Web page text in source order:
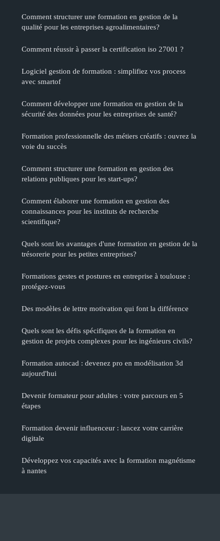
Comment structurer une formation en gestion de la
qualité pour les entreprises agroalimentaires?
Comment réussir à passer la certification iso 27001 ?
Logiciel gestion de formation : simplifiez vos process
avec smartof
Comment développer une formation en gestion de la
sécurité des données pour les entreprises de santé?
Formation professionnelle des métiers créatifs : ouvrez la
voie du succès
Comment structurer une formation en gestion des
relations publiques pour les start-ups?
Comment élaborer une formation en gestion des
connaissances pour les instituts de recherche
scientifique?
Quels sont les avantages d'une formation en gestion de la
trésorerie pour les petites entreprises?
Formations gestes et postures en entreprise à toulouse :
protégez-vous
Des modèles de lettre motivation qui font la différence
Quels sont les défis spécifiques de la formation en
gestion de projets complexes pour les ingénieurs civils?
Formation autocad : devenez pro en modélisation 3d
aujourd'hui
Devenir formateur pour adultes : votre parcours en 5
étapes
Formation devenir influenceur : lancez votre carrière
digitale
Développez vos capacités avec la formation magnétisme
à nantes